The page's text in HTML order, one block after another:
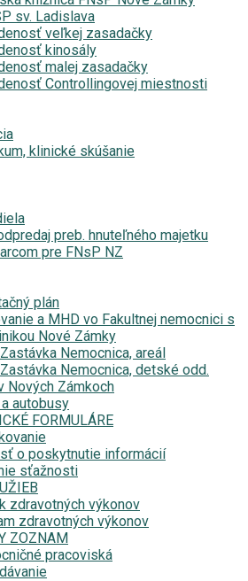
sv. Ladislava
veľkej zasadačky
kinosály
malej zasadačky
Controllingovej miestnosti
klinické skúšanie
preb. hnuteľného majetku
pre FNsP NZ
plán
a MHD vo Fakultnej nemocnici s
Nové Zámky
Nemocnica, areál
Nemocnica, detské odd.
Nových Zámkoch
autobusy
FORMULÁRE
o poskytnutie informácií
sťažnosti
zdravotných výkonov
zdravotných výkonov
ZOZNAM
pracoviská